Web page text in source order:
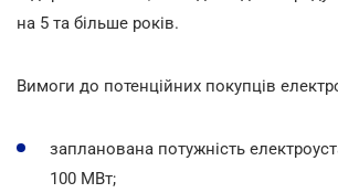
на 5 та більше років.
Вимоги до потенційних покупців
запланована потужність
100 МВт;